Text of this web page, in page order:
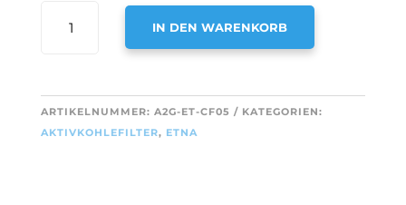
AKTIVKOHLEFILTER
733034
/
REC65
IN DEN WARENKORB
T
E
ARTIKELNUMMER: A2G-ET-CF05
KATEGORIEN:
AKTIVKOHLEFILTER, ETNA